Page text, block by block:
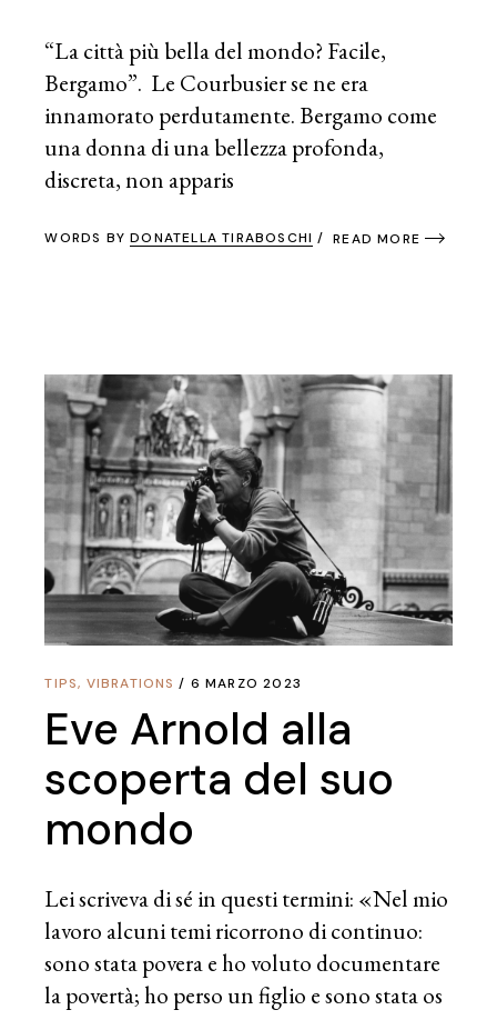
“La città più bella del mondo? Facile,
Bergamo”. Le Courbusier se ne era
innamorato perdutamente. Bergamo come
una donna di una bellezza profonda,
discreta, non apparis
WORDS BYDONATELLA TIRABOSCHI READ MORE
TIPS, VIBRATIONS 6 MARZO 2023
Eve Arnold alla
scoperta del suo
mondo
Lei scriveva di sé in questi termini: «Nel mio
lavoro alcuni temi ricorrono di continuo:
sono stata povera e ho voluto documentare
la povertà; ho perso un figlio e sono stata os